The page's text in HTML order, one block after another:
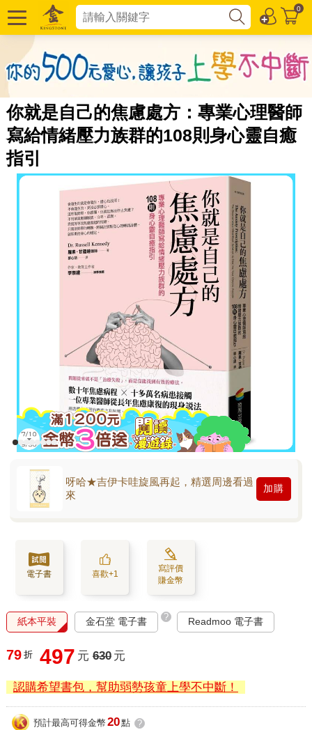
0
你就是自己的焦慮處方：專業心理醫師
寫給情緒壓力族群的108則身心靈自癒
指引
呀哈★吉伊卡哇旋風再起，精選周邊看過
來
加購
電子書 喜歡+1
寫評價
賺金幣
紙本平裝 金石堂 電子書 ? Readmoo 電子書
79 折 497 元 630 元
認購希望書包，幫助弱勢孩童上學不中斷！
預計最高可得金幣 20點 ?